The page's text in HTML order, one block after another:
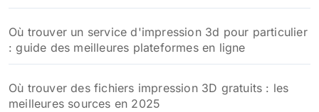
Où trouver un service d'impression 3d pour particulier
: guide des meilleures plateformes en ligne
Où trouver des fichiers impression 3D gratuits : les
meilleures sources en 2025